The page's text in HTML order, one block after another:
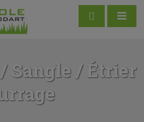
Sangle / Étrier